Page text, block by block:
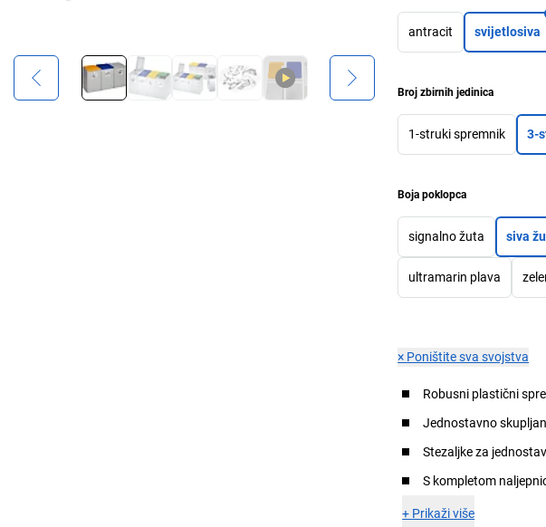
antracit svijetlosiva
Broj zbirnih jedinica
1-struki spremnik 3-
Boja poklopca
signalno žuta siva
ultramarin plava
× Poništite sva svojstva
Robusni plastični
Jednostavno
Stezaljke za
S kompletom
+ Prikaži više